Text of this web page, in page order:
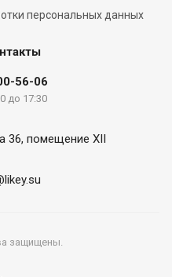
персональных данных
56-06
до 17:30
36, помещение XII
защищены.